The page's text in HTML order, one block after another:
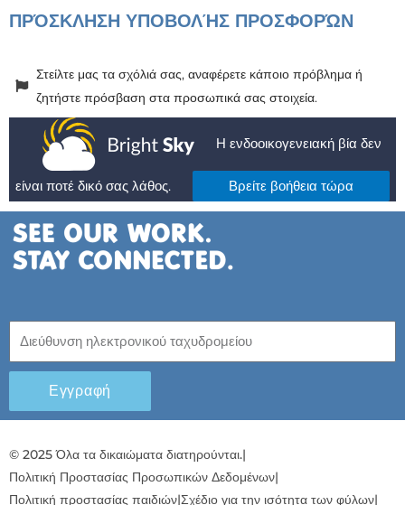
ΠΡΌΣΚΛΗΣΗ ΥΠΟΒΟΛΉΣ ΠΡΟΣΦΟΡΏΝ
Στείλτε μας τα σχόλιά σας, αναφέρετε κάποιο πρόβλημα ή
ζητήστε πρόσβαση στα προσωπικά σας στοιχεία.
Η ενδοοικογενειακή βία δεν
είναι ποτέ δικό σας λάθος. Βρείτε βοήθεια τώρα
Εγγραφή
© 2025 Όλα τα δικαιώματα διατηρούνται.|
Πολιτική Προστασίας Προσωπικών Δεδομένων|
Πολιτική προστασίας παιδιών|Σχέδιο για την ισότητα των φύλων|